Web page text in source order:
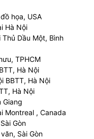
họa, USA
Hà Nội
Dầu Một, Bình
TPHCM
Hà Nội
BBTT, Hà Nội
Hà Nội
Giang
Montreal , Canada
Gòn
Sài Gòn